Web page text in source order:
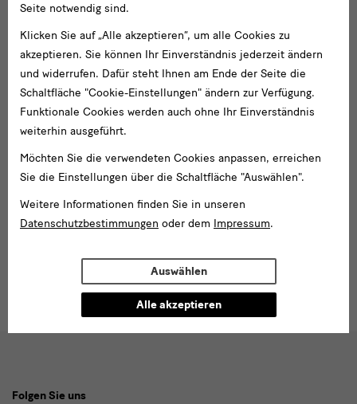
nach Michelangelo – Frühwerke Giambolognas?
Giambologna, Michelangelo und die Medici-Kapelle
Gemäldegalerie Alte Meister in Dresden: eine Neuaufstellung im
Ein Gott auf Reisen. Der Dresdner Mars von Giambologna
Vortrag: Das Sammeln von Kleinbronzen in der Renaissance –
Vortrag: Splendid Sculptures and magnificent bronzes: The
Andrea Mantegna. Rivivere
Vortrag: Folgenreiche
Begegnung mit einem
Veröffentlichungen
Ausstellungen
Seite notwendig sind.
Klicken Sie auf „Alle akzeptieren“, um alle Cookies zu
akzeptieren. Sie können Ihr Einverständnis jederzeit ändern
und widerrufen. Dafür steht Ihnen am Ende der Seite die
Schaltfläche "Cookie-Einstellungen" ändern zur Verfügung.
Funktionale Cookies werden auch ohne Ihr Einverständnis
weiterhin ausgeführt.
Möchten Sie die verwendeten Cookies anpassen, erreichen
Sie die Einstellungen über die Schaltfläche "Auswählen".
Weitere Informationen finden Sie in unseren
Datenschutzbestimmungen oder dem Impressum.
Auswählen
Alle akzeptieren
Folgen Sie uns